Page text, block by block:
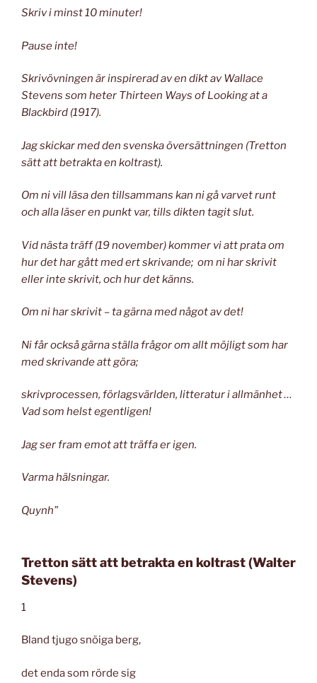
Skriv i minst 10 minuter!
Pause inte!
Skrivövningen är inspirerad av en dikt av Wallace
Stevens som heter Thirteen Ways of Looking at a
Blackbird (1917).
Jag skickar med den svenska översättningen (Tretton
sätt att betrakta en koltrast).
Om ni vill läsa den tillsammans kan ni gå varvet runt
och alla läser en punkt var, tills dikten tagit slut.
Vid nästa träff (19 november) kommer vi att prata om
hur det har gått med ert skrivande; om ni har skrivit
eller inte skrivit, och hur det känns.
Om ni har skrivit – ta gärna med något av det!
Ni får också gärna ställa frågor om allt möjligt som har
med skrivande att göra;
skrivprocessen, förlagsvärlden, litteratur i allmänhet …
Vad som helst egentligen!
Jag ser fram emot att träffa er igen.
Varma hälsningar.
Quynh”
Tretton sätt att betrakta en koltrast (Walter
Stevens)
1
Bland tjugo snöiga berg,
det enda som rörde sig